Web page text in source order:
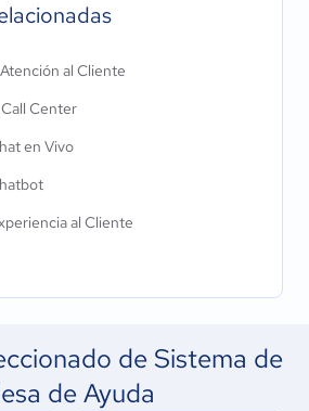
al Cliente
Center
en Vivo
al Cliente
de Sistema de
de Ayuda